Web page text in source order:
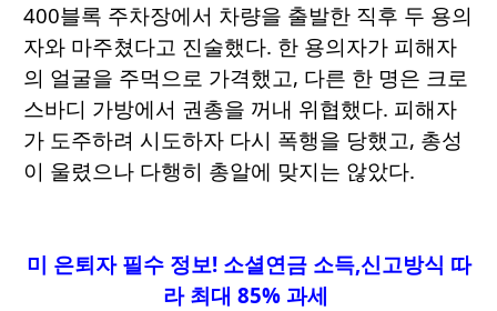
400블록 주차장에서 차량을 출발한 직후 두 용의
자와 마주쳤다고 진술했다. 한 용의자가 피해자
의 얼굴을 주먹으로 가격했고, 다른 한 명은 크로
스바디 가방에서 권총을 꺼내 위협했다. 피해자
가 도주하려 시도하자 다시 폭행을 당했고, 총성
이 울렸으나 다행히 총알에 맞지는 않았다.
미 은퇴자 필수 정보! 소셜연금 소득,신고방식 따
라 최대 85% 과세